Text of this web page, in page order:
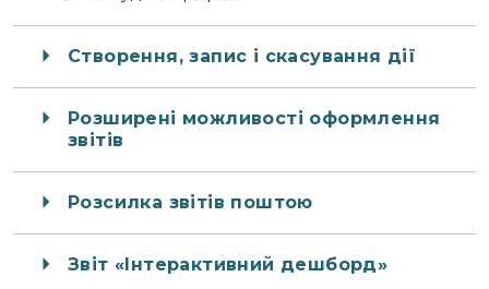
Створення, запис і скасування дії
Розширені можливості оформлення
звітів
Розсилка звітів поштою
Звіт «Інтерактивний дешборд»